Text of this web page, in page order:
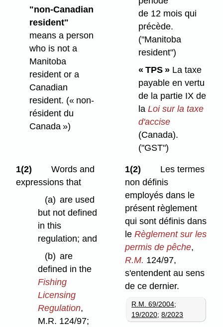
"non-Canadian
resident"
means a person
who is not a
Manitoba
resident or a
Canadian
resident. (« non-
résident du
Canada »)
de 12 mois qui
précède.
("Manitoba
resident")
« TPS »La taxe
payable en vertu
de la partie IX de
la Loi sur la taxe
d'accise
(Canada).
("GST")
1(2)
Words and
expressions that
(a) are used
but not defined
in this
regulation; and
(b) are
defined in the
Fishing
Licensing
Regulation,
M.R. 124/97;
1(2)
Les termes
non définis
employés dans le
présent règlement
qui sont définis dans
leRèglement sur les
permis de pêche,
R.M. 124/97,
s'entendent au sens
de ce dernier.
R.M. 69/2004;
19/2020;8/2023